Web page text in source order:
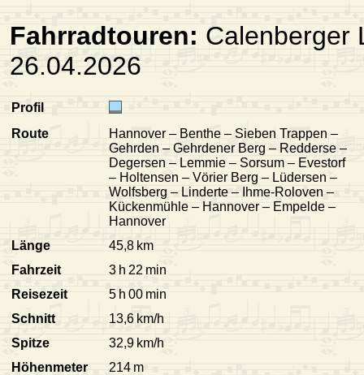
Fahrradtouren: Calenberger
26.04.2026
Profil
Route
Hannover – Benthe – Sieben Trappen –
Gehrden – Gehrdener Berg – Redderse –
Degersen – Lemmie – Sorsum – Evestorf
– Holtensen – Vörier Berg – Lüdersen –
Wolfsberg – Linderte – Ihme-Roloven –
Kückenmühle – Hannover – Empelde –
Hannover
Länge
45,8 km
Fahrzeit
3 h 22 min
Reisezeit
5 h 00 min
Schnitt
13,6 km/h
Spitze
32,9 km/h
Höhenmeter
214 m